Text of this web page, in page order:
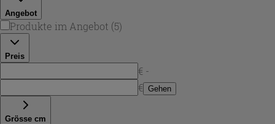
meterfür ein klares, aufgeräumtes Bad suchen.
Angebot
Produkte im Angebot (5)
Preis
€ -
€ Gehen
Grösse cm